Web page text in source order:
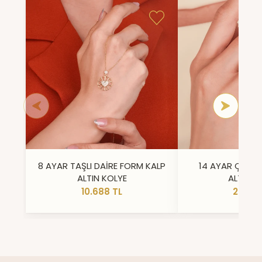
8 AYAR TAŞLI DAİRE FORM KALP
ALTIN KOLYE
10.688 TL
14 AYAR ÇİFT
ALTIN